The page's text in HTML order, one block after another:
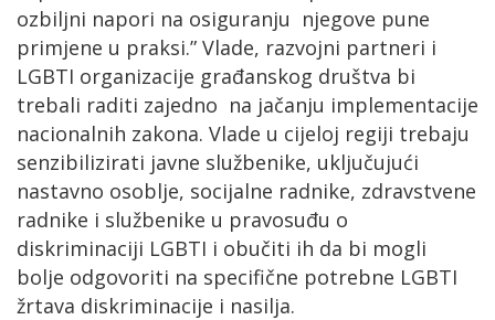
ozbiljni napori na osiguranju njegove pune
primjene u praksi.” Vlade, razvojni partneri i
LGBTI organizacije građanskog društva bi
trebali raditi zajedno na jačanju implementacije
nacionalnih zakona. Vlade u cijeloj regiji trebaju
senzibilizirati javne službenike, uključujući
nastavno osoblje, socijalne radnike, zdravstvene
radnike i službenike u pravosuđu o
diskriminaciji LGBTI i obučiti ih da bi mogli
bolje odgovoriti na specifične potrebne LGBTI
žrtava diskriminacije i nasilja.